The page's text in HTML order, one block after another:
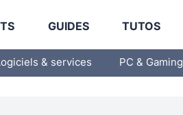
GUIDES TUTOS
& services PC & Gaming